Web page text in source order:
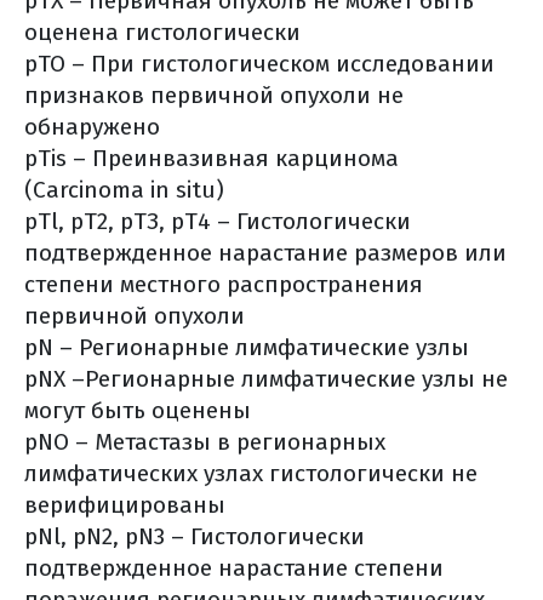
(брахитерапия)
3d конформная лучевая
терапия
лучевая терапия,
моделированная по
интенсивности (imrt)
лучевая терапия,
корректируемая по
изображениям (igrt)
стереотаксическая
радиохирургия (срх)
общие противопоказания к
лучевой терапии
частые побочные эффекты
лучевой терапии
питание на фоне лучевой
терапии
оценена гистологически
рТО – При гистологическом исследовании
признаков первичной опухоли не
обнаружено
pTis – Преинвазивная карцинома
(Carcinoma in situ)
pTl, pT2, рТЗ, рТ4 – Гистологически
подтвержденное нарастание размеров или
степени местного распространения
первичной опухоли
pN – Регионарные лимфатические узлы
pNX –Регионарные лимфатические узлы не
могут быть оценены
pNO – Метастазы в регионарных
лимфатических узлах гистологически не
верифицированы
pNl, pN2, pN3 – Гистологически
подтвержденное нарастание степени